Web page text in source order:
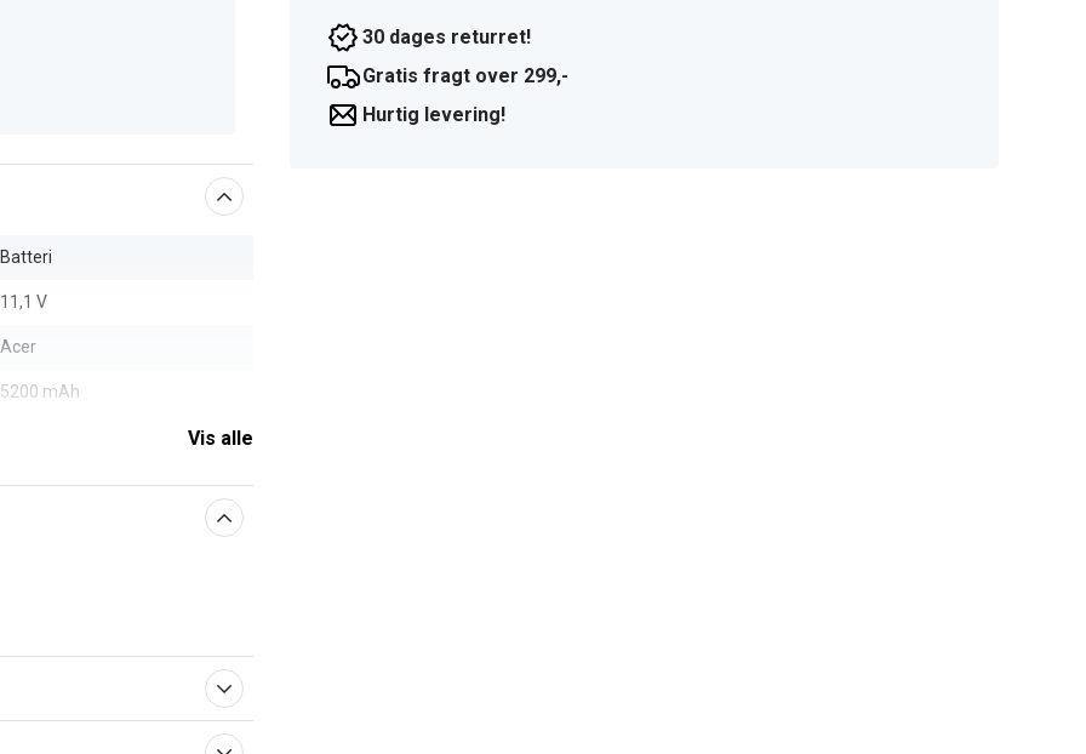
Batteri
11,1 V
Acer
5200 mAh
Vis alle
30 dages returret!
Gratis fragt over 299,-
Hurtig levering!